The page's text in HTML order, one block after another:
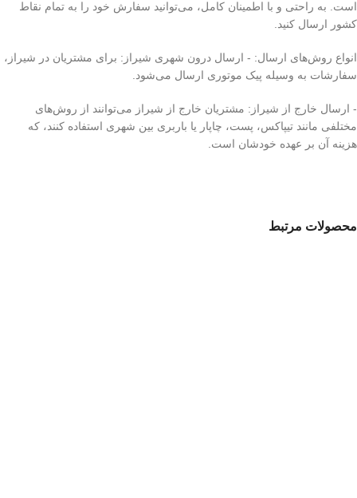
است. به راحتی و با اطمینان کامل، می‌توانید سفارش خود را به تمام نقاط
کشور ارسال کنید.
انواع روش‌های ارسال: - ارسال درون شهری شیراز: برای مشتریان در شیراز،
سفارشات به وسیله پیک موتوری ارسال می‌شود.
- ارسال خارج از شیراز: مشتریان خارج از شیراز می‌توانند از روش‌های
مختلفی مانند تیپاکس، پست، چاپار یا باربری بین شهری استفاده کنند، که
هزینه آن بر عهده خودشان است.
محصولات مرتبط